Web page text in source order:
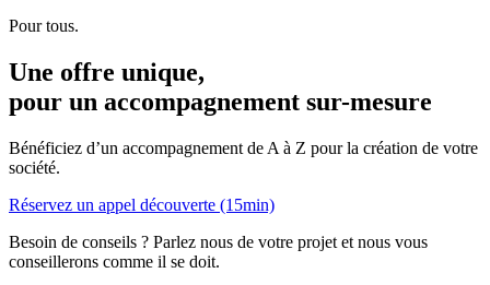
Pour tous.
Une offre unique,
pour un accompagnement sur-mesure
Bénéficiez d’un accompagnement de A à Z pour la création de votre
société.
Réservez un appel découverte (15min)
Besoin de conseils ? Parlez nous de votre projet et nous vous
conseillerons comme il se doit.